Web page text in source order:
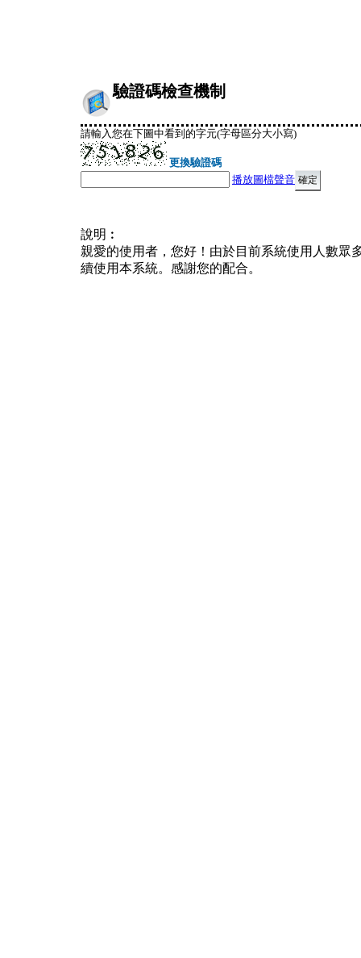
驗證碼檢查機制
請輸入您在下圖中看到的字元(字母區分大小寫)
更換驗證碼
播放圖檔聲音
說明︰
親愛的使用者，您好！由於目前系統使用人數眾
續使用本系統。感謝您的配合。